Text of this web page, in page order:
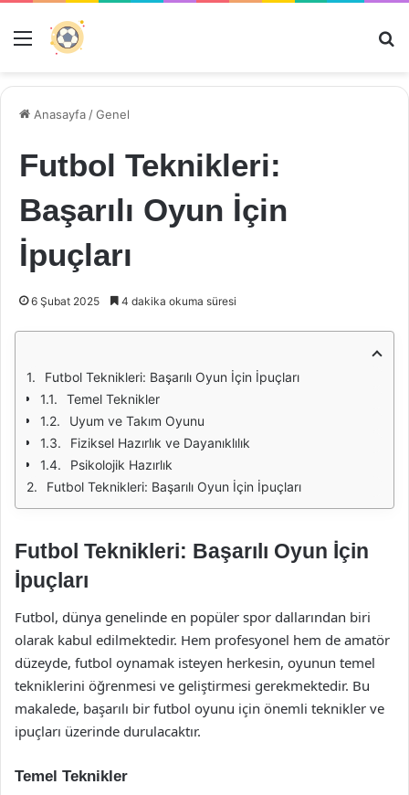
Menü
Anasayfa /Genel
Futbol Teknikleri:
Başarılı Oyun İçin
İpuçları
6 Şubat 2025 4 dakika okuma süresi
Futbol Teknikleri: Başarılı Oyun İçin İpuçları
Temel Teknikler
Uyum ve Takım Oyunu
Fiziksel Hazırlık ve Dayanıklılık
Psikolojik Hazırlık
Futbol Teknikleri: Başarılı Oyun İçin İpuçları
Futbol Teknikleri: Başarılı Oyun İçin
İpuçları
Futbol, dünya genelinde en popüler spor dallarından biri
olarak kabul edilmektedir. Hem profesyonel hem de amatör
düzeyde, futbol oynamak isteyen herkesin, oyunun temel
tekniklerini öğrenmesi ve geliştirmesi gerekmektedir. Bu
makalede, başarılı bir futbol oyunu için önemli teknikler ve
ipuçları üzerinde durulacaktır.
Temel Teknikler